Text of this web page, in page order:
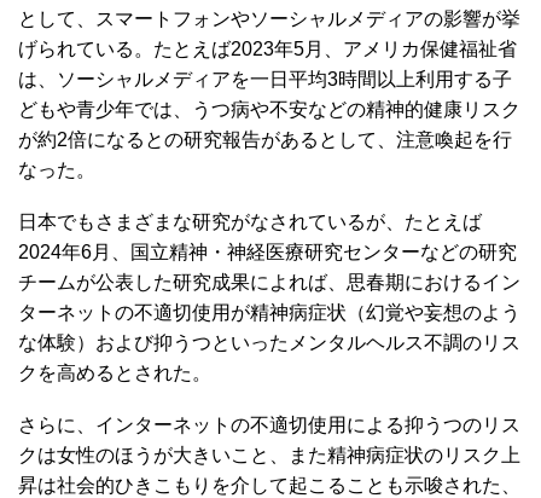
として、スマートフォンやソーシャルメディアの影響が挙
げられている。たとえば2023年5月、アメリカ保健福祉省
は、ソーシャルメディアを一日平均3時間以上利用する子
どもや青少年では、うつ病や不安などの精神的健康リスク
が約2倍になるとの研究報告があるとして、注意喚起を行
なった。
日本でもさまざまな研究がなされているが、たとえば
2024年6月、国立精神・神経医療研究センターなどの研究
チームが公表した研究成果によれば、思春期におけるイン
ターネットの不適切使用が精神病症状（幻覚や妄想のよう
な体験）および抑うつといったメンタルヘルス不調のリス
クを高めるとされた。
さらに、インターネットの不適切使用による抑うつのリス
クは女性のほうが大きいこと、また精神病症状のリスク上
昇は社会的ひきこもりを介して起こることも示唆された、